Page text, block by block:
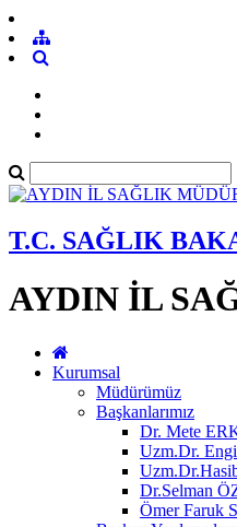
T.C. SAĞLIK
AYDIN İL
Kurumsal
Müdürümüz
Başkanlarımız
Dr. Mete
Uzm.Dr.
Dr.Selman
Ömer Faruk